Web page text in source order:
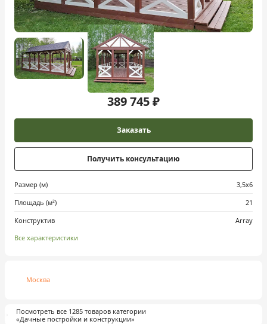
389 745 ₽
Заказать
Получить консультацию
Размер (м)
3,5х6
Площадь (м²)
21
Конструктив
Array
Все характеристики
Москва
Посмотреть все 1285 товаров категории
«Дачные постройки и конструкции»